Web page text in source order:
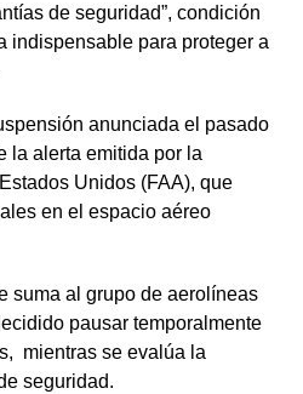
de seguridad”, condición
indispensable para proteger a
anunciada el pasado
la alerta emitida por la
Unidos (FAA), que
en el espacio aéreo
suma al grupo de aerolíneas
pausar temporalmente
mientras se evalúa la
seguridad.